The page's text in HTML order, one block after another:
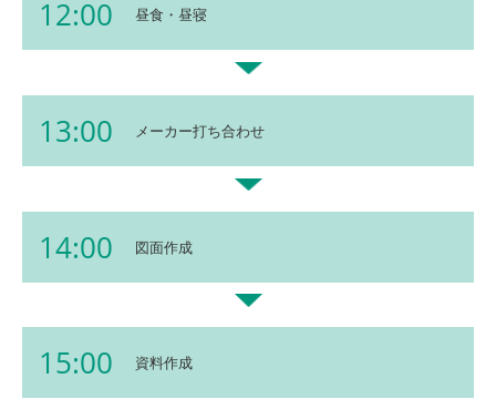
12:00 昼食・昼寝
13:00 メーカー打ち合わせ
14:00 図面作成
15:00 資料作成